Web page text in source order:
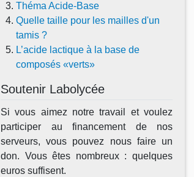
Théma Acide-Base
Quelle taille pour les mailles d'un
tamis ?
L’acide lactique à la base de
composés «verts»
Soutenir Labolycée
Si vous aimez notre travail et voulez
participer au financement de nos
serveurs, vous pouvez nous faire un
don. Vous êtes nombreux : quelques
euros suffisent.